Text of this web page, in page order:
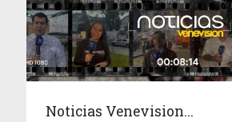
Noticias Venevision...